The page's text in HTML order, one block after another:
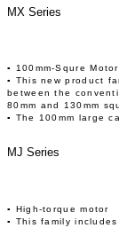
MX Series
▪ 100mm-Squre Motor
▪ This new product
between the
80mm and 130mm
▪ The 100mm large
MJ Series
▪ High-torque motor
▪ This family